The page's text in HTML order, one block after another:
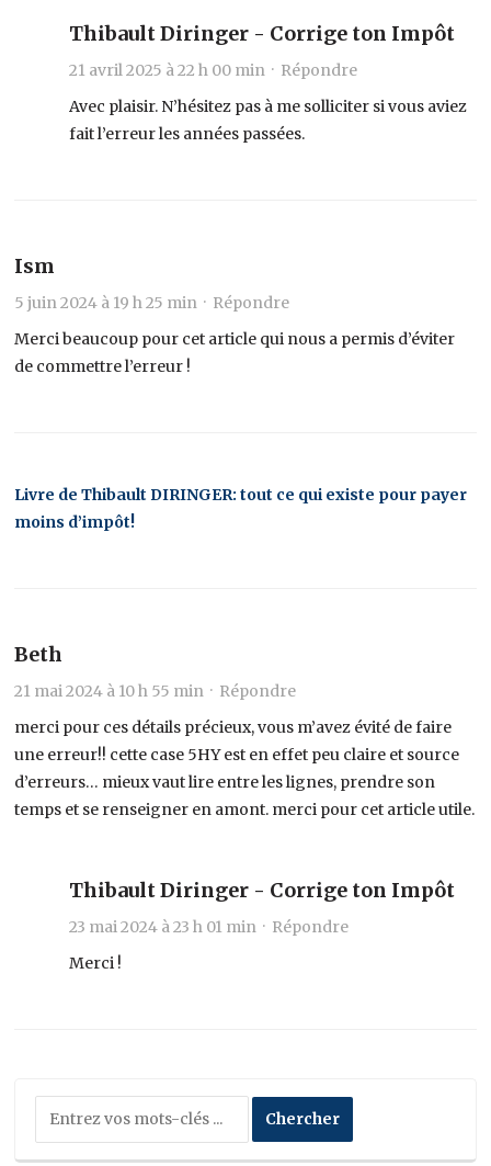
Thibault Diringer - Corrige ton Impôt
21 avril 2025 à 22 h 00 min · Répondre
Avec plaisir. N’hésitez pas à me solliciter si vous aviez
fait l’erreur les années passées.
Ism
5 juin 2024 à 19 h 25 min · Répondre
Merci beaucoup pour cet article qui nous a permis d’éviter
de commettre l’erreur !
Livre de Thibault DIRINGER: tout ce qui existe pour payer
moins d’impôt!
Beth
21 mai 2024 à 10 h 55 min · Répondre
merci pour ces détails précieux, vous m’avez évité de faire
une erreur!! cette case 5HY est en effet peu claire et source
d’erreurs… mieux vaut lire entre les lignes, prendre son
temps et se renseigner en amont. merci pour cet article utile.
Thibault Diringer - Corrige ton Impôt
23 mai 2024 à 23 h 01 min · Répondre
Merci !